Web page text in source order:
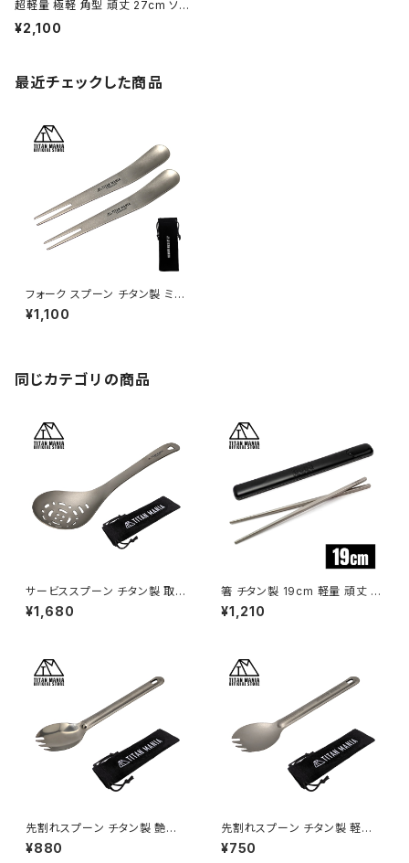
超軽量 極軽 角型 頑丈 27cm ソロ
キャンプ BBQ バーベキュー アウト
¥2,100
最近チェックした商品
フォーク スプーン チタン製 ミニ
2in1 カトラリー 2本セット キャ
ンプ 軽量 小さい 錆びない フル
付き
¥1,100
同じカテゴリの商品
サービススプーン チタン製 取り
分け スプーン たっぷりすくえる
軽量 頑丈 直火 穴あき サービン
ロキャンプ アウトドア用品 キャ
ンプ用品 収納袋付き
¥1,680
箸 チタン製 19cm 軽量 頑丈 角
箸 小さい 短い 純チタン 1膳 滑
り止め 直火 調理器具 キャンプ
ラック）
¥1,210
先割れスプーン チタン製 艶あり
鏡面加工 軽量 頑丈 カトラリー
スポーク ショート 持ち運び 直
¥880
先割れスプーン チタン製 軽量
頑丈 カトラリー スポーク ショー
ト 持ち運び 直火 調理器具 キャ
¥750